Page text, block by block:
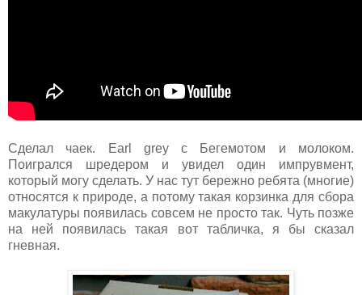
Сделал чаек. Earl grey c Бегемотом и молоком.
Поигрался шредером и увидел один импрувмент,
который могу сделать. У нас тут бережно ребята (многие)
относятся к природе, а потому такая корзинка для сбора
макулатуры появилась совсем не просто так. Чуть позже
на ней появилась такая вот табличка, я бы сказал
гневная.